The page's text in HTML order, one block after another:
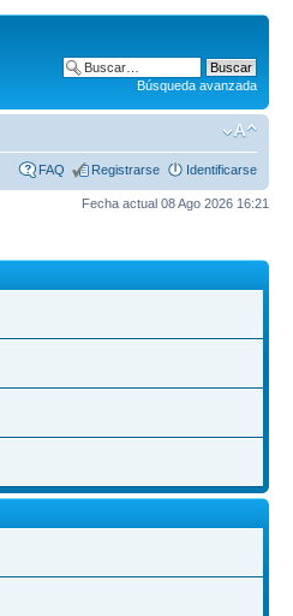
Búsqueda avanzada
FAQ Registrarse Identificarse
Fecha actual 08 Ago 2026 16:21